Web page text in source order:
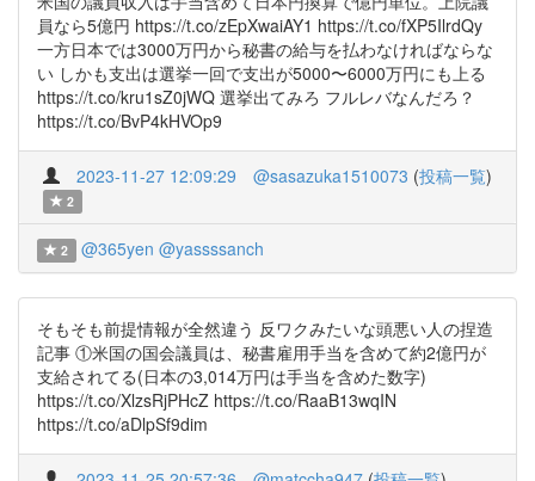
員なら5億円 https://t.co/zEpXwaiAY1 https://t.co/fXP5IlrdQy
一方日本では3000万円から秘書の給与を払わなければならな
い しかも支出は選挙一回で支出が5000〜6000万円にも上る
https://t.co/kru1sZ0jWQ 選挙出てみろ フルレバなんだろ？
https://t.co/BvP4kHVOp9
2023-11-27 12:09:29 @sasazuka1510073 (投稿一覧)
2
2 @365yen @yassssanch
そもそも前提情報が全然違う 反ワクみたいな頭悪い人の捏造
記事 ①米国の国会議員は、秘書雇用手当を含めて約2億円が
支給されてる(日本の3,014万円は手当を含めた数字)
https://t.co/XlzsRjPHcZ https://t.co/RaaB13wqIN
https://t.co/aDlpSf9dim